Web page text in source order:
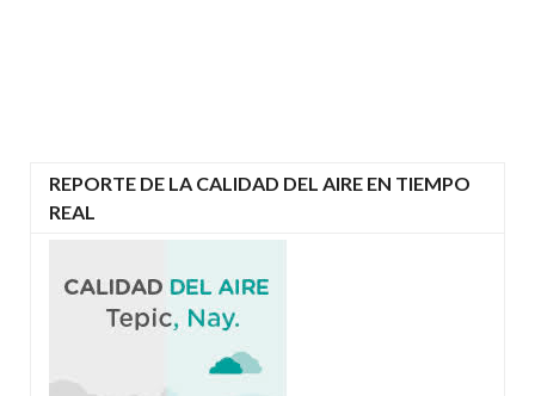
REPORTE DE LA CALIDAD DEL AIRE EN TIEMPO
REAL